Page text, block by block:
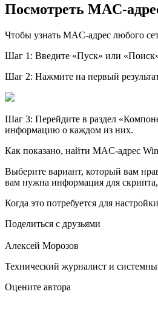
Посмотреть MAC-
Чтобы узнать MAC-адрес любого
Шаг 1: Введите «Пуск» или
Шаг 2: Нажмите на первый
Шаг 3: Перейдите в раздел
информацию о каждом из них.
Как показано, найти MAC-адрес
Выберите вариант, который вам
вам нужна информация для
Когда это потребуется для
Поделиться с друзьями
Алексей Морозов
Технический журналист и
Оцените автора